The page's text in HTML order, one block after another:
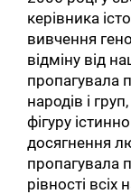
керівника
вивчення
відміну від
пропагувала
народів і
фігуру
досягнення
пропагувала
рівності